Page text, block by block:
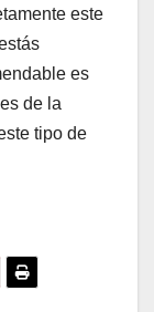
este
es
de la
tipo de